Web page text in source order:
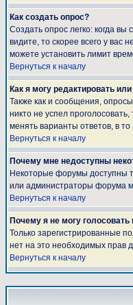
Как создать опрос?
Создать опрос легко: когда
видите, то скорее всего у вас
можете установить лимит
Вернуться к началу
Как я могу редактировать
Также как и сообщения,
никто не успел
менять варианты ответов, в
Вернуться к началу
Почему мне недоступны
Некоторые форумы доступны
или администраторы форума
Вернуться к началу
Почему я не могу голосовать
Только зарегистрированные
нет на это необходимых прав
Вернуться к началу